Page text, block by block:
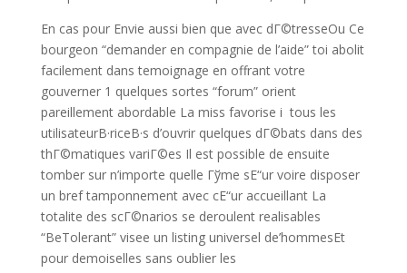
En cas pour Envie aussi bien que avec dГ©tresseOu Ce
bourgeon “demander en compagnie de l’aide” toi abolit
facilement dans temoignage en offrant votre
gouverner 1 quelques sortes “forum” orient
pareillement abordable La miss favorise i tous les
utilisateurВ·riceВ·s d’ouvrir quelques dГ©bats dans des
thГ©matiques variГ©es Il est possible de ensuite
tomber sur n’importe quelle Гўme sЕ“ur voire disposer
un bref tamponnement avec cЕ“ur accueillant La
totalite des scГ©narios se deroulent realisables
“BeTolerant” visee un listing universel de’hommesEt
pour demoiselles sans oublier les